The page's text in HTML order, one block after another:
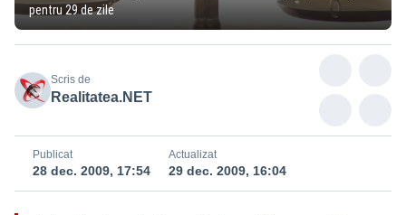
pentru 29 de zile
Scris de
Realitatea.NET
Publicat
28 dec. 2009, 17:54
Actualizat
29 dec. 2009, 16:04